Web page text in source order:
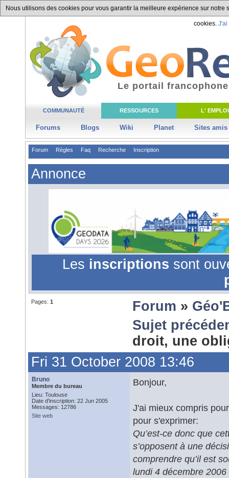
Nous utilisons des cookies pour vous garantir la meilleure expérience sur
cookies. J'ai
COMMUNAUTÉ RESSOURCES L' EMPLOI
Forums Blogs Wiki Planet Sites amis
Le portail
Forum Règles Faq Recherche Inscription
Annonce
Les inscriptions sont
Pages: 1 Forum »
Sujet
droit, une
Fri 31 October 2008 13:46
Bruno
Membre du bureau
Lieu: Toulouse
Date d'inscription: 22 Jun 2005
Messages: 12786
Site web
Bonjour,
J'ai mieux compris
pour s'exprimer:
Qu’est-ce donc que
s’opposent à une
comprendre qu’il est
lundi 4 décembre 2006